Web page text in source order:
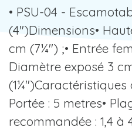
• PSU-04 -
(4")Dimensions•
cm (7¼") ;• Entrée
Diamètre exposé 3
Portée : 5 metres•
recommandée : 1,4 à